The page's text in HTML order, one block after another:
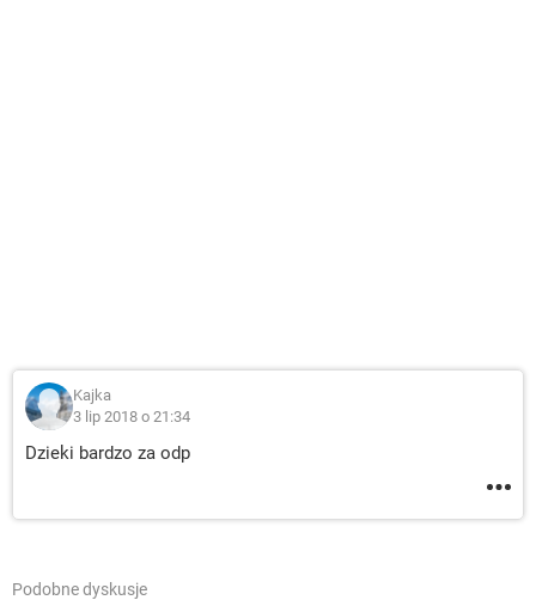
Kajka
3 lip 2018 o 21:34
Dzieki bardzo za odp
Podobne dyskusje